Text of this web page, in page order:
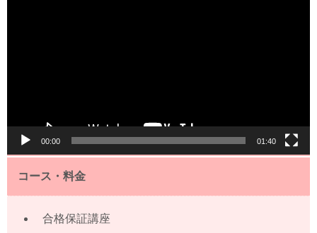
00:00 01:40
コース・料金
合格保証講座